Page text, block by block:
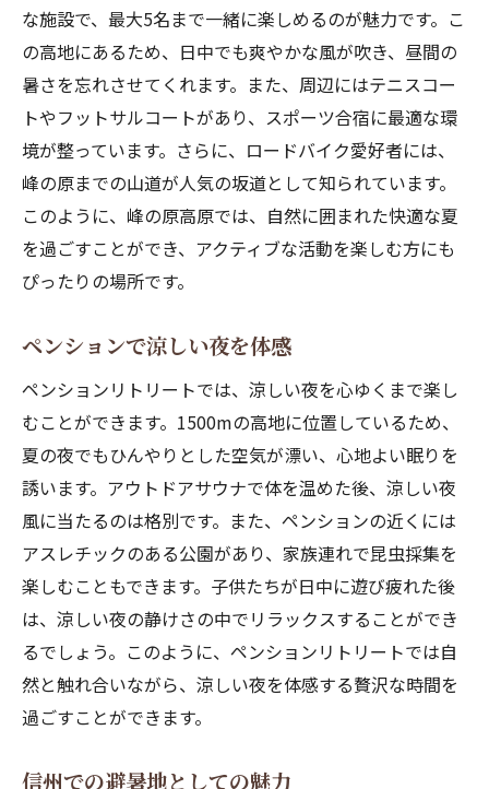
バイク旅の立ち寄りに最適
自然を満喫できるペンション
登山後の休息にぴったりの場所
バイク旅に適した快適な宿泊地
ペンション近くのアスレチック公園で遊ぶ
家族で楽しむアスレチック体験
ペンション周辺のアクティビティ
子供と一緒に遊べる公園
家族連れに人気の公園
昆虫採集も楽しめる自然公園
信州の高地ペンションでリラックス
高地で過ごす贅沢な時間
信州の自然に囲まれたペンション
ペンションでの静かなひととき
心身共にリフレッシュする方法
高地のペンションでのんびり過ごす
信州の自然と静寂を楽しむ
な施設で、最大5名まで一緒に楽しめるのが魅力です。こ
の高地にあるため、日中でも爽やかな風が吹き、昼間の
暑さを忘れさせてくれます。また、周辺にはテニスコー
トやフットサルコートがあり、スポーツ合宿に最適な環
境が整っています。さらに、ロードバイク愛好者には、
峰の原までの山道が人気の坂道として知られています。
このように、峰の原高原では、自然に囲まれた快適な夏
を過ごすことができ、アクティブな活動を楽しむ方にも
ぴったりの場所です。
ペンションで涼しい夜を体感
ペンションリトリートでは、涼しい夜を心ゆくまで楽し
むことができます。1500mの高地に位置しているため、
夏の夜でもひんやりとした空気が漂い、心地よい眠りを
誘います。アウトドアサウナで体を温めた後、涼しい夜
風に当たるのは格別です。また、ペンションの近くには
アスレチックのある公園があり、家族連れで昆虫採集を
楽しむこともできます。子供たちが日中に遊び疲れた後
は、涼しい夜の静けさの中でリラックスすることができ
るでしょう。このように、ペンションリトリートでは自
然と触れ合いながら、涼しい夜を体感する贅沢な時間を
過ごすことができます。
信州での避暑地としての魅力